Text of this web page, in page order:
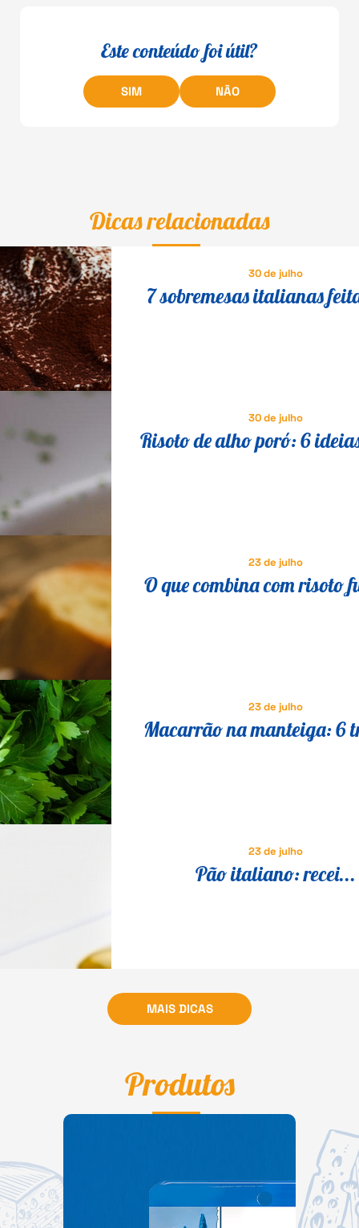
Este conteúdo foi útil?
SIM NÃO
Dicas relacionadas
30 de julho
7 sobremesas italianas
30 de julho
Risoto de alho poró: 6
23 de julho
O que combina com risoto
23 de julho
Macarrão na manteiga: 6
23 de julho
Pão italiano: recei...
MAIS DICAS
Produtos